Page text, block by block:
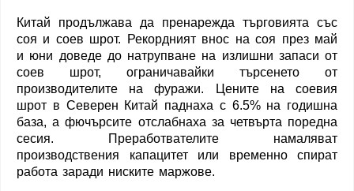
Китай продължава да пренарежда търговията със
соя и соев шрот. Рекордният внос на соя през май
и юни доведе до натрупване на излишни запаси от
соев шрот, ограничавайки търсенето от
производителите на фуражи. Цените на соевия
шрот в Северен Китай паднаха с 6.5% на годишна
база, а фючърсите отслабнаха за четвърта поредна
сесия. Преработвателите намаляват
производствения капацитет или временно спират
работа заради ниските маржове.